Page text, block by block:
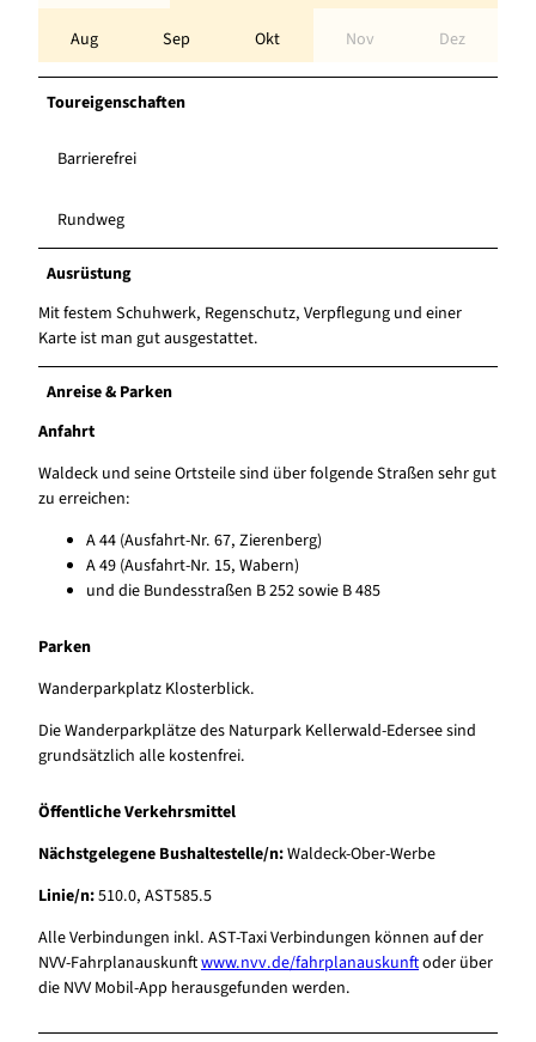
Aug Sep Okt Nov Dez
Toureigenschaften
Barrierefrei
Rundweg
Ausrüstung
Mit festem Schuhwerk, Regenschutz, Verpflegung und einer
Karte ist man gut ausgestattet.
Anreise & Parken
Anfahrt
Waldeck und seine Ortsteile sind über folgende Straßen sehr gut
zu erreichen:
A 44 (Ausfahrt-Nr. 67, Zierenberg)
A 49 (Ausfahrt-Nr. 15, Wabern)
und die Bundesstraßen B 252 sowie B 485
Parken
Wanderparkplatz Klosterblick.
Die Wanderparkplätze des Naturpark Kellerwald-Edersee sind
grundsätzlich alle kostenfrei.
Öffentliche Verkehrsmittel
Nächstgelegene Bushaltestelle/n:Waldeck-Ober-Werbe
Linie/n:510.0, AST585.5
Alle Verbindungen inkl. AST-Taxi Verbindungen können auf der
NVV-Fahrplanauskunftwww.nvv.de/fahrplanauskunftoder über
die NVV Mobil-App herausgefunden werden.